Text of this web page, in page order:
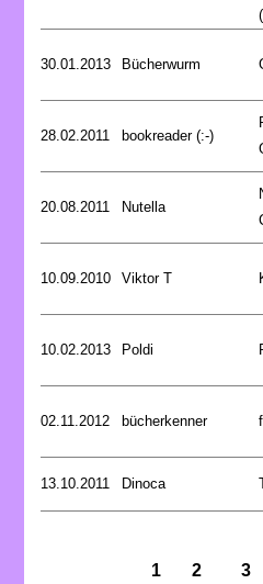
30.01.2013 Bücherwurm
28.02.2011 bookreader (:-)
20.08.2011 Nutella
10.09.2010 Viktor T
10.02.2013 Poldi
02.11.2012 bücherkenner
13.10.2011 Dinoca
1 2 3